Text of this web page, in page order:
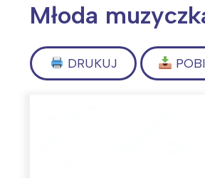
Młoda
DRUKUJ